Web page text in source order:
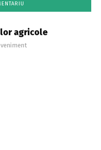
agricole